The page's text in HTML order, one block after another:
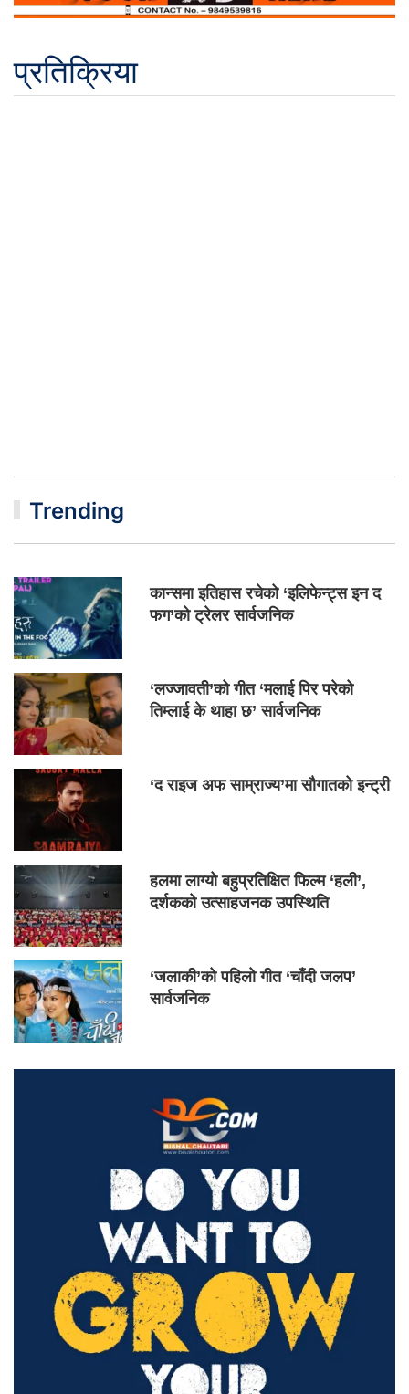
प्रतिक्रिया
Trending
कान्समा इतिहास रचेको ‘इलिफेन्ट्स इन द
फग’को ट्रेलर सार्वजनिक
‘लज्जावती’को गीत ‘मलाई पिर परेको
तिम्लाई के थाहा छ’ सार्वजनिक
‘द राइज अफ साम्राज्य’मा सौगातको इन्ट्री
हलमा लाग्यो बहुप्रतिक्षित फिल्म ‘हली’,
दर्शकको उत्साहजनक उपस्थिति
‘जलाकी’को पहिलो गीत ‘चाँदी जलप’
सार्वजनिक